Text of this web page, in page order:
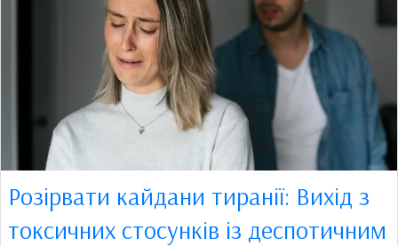
Розірвати кайдани тиранії: Вихід з
токсичних стосунків із деспотичним